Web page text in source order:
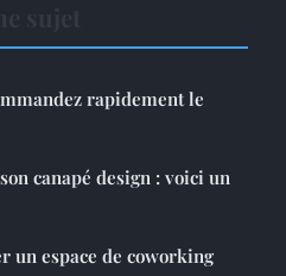
rapidement le
canapé design : voici un
un espace de coworking